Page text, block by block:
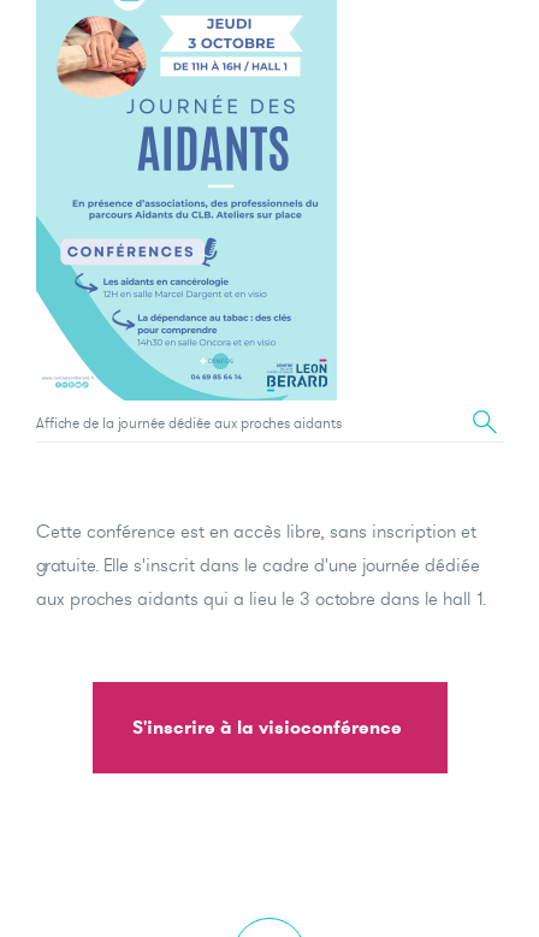
Affiche de la journée dédiée aux proches aidants
Cette conférence est en accès libre, sans inscription et
gratuite. Elle s'inscrit dans le cadre d'une journée dédiée
aux proches aidants qui a lieu le 3 octobre dans le hall 1.
S'inscrire à la visioconférence